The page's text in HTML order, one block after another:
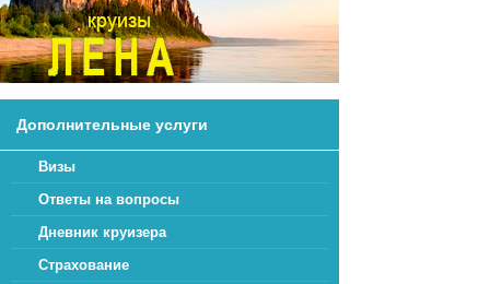
Дополнительные услуги
Визы
Ответы на вопросы
Дневник круизера
Страхование